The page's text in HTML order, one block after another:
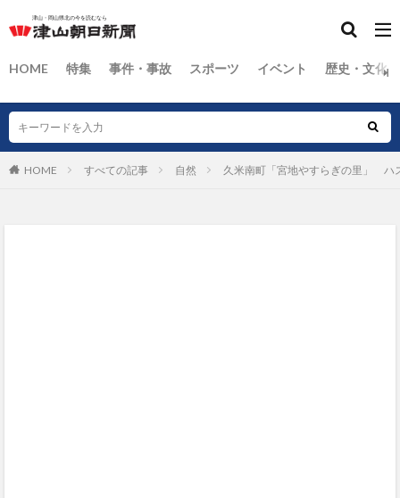
HOME 特集 事件・事故 スポーツ イベント 歴史・文化
HOME すべての記事 自然 久米南町「宮地やすらぎの里」 ハ